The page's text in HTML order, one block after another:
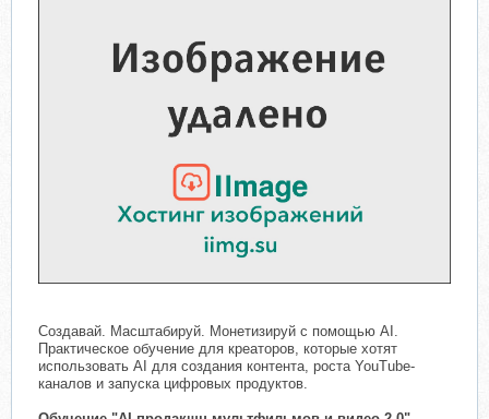
Создавай. Масштабируй. Монетизируй с помощью AI.
Практическое обучение для креаторов, которые хотят
использовать AI для создания контента, роста YouTube-
каналов и запуска цифровых продуктов.